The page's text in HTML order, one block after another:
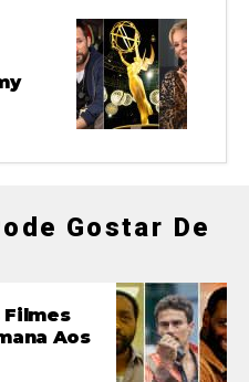
Gostar De
Filmes
Aos